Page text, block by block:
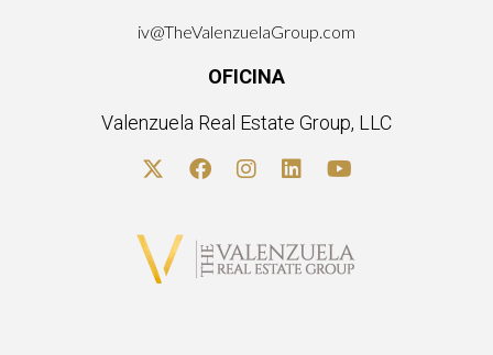
iv@TheValenzuelaGroup.com
OFICINA
Valenzuela Real Estate Group, LLC